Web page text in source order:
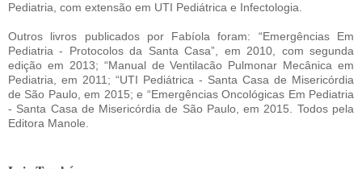
Pediatria, com extensão em UTI Pediátrica e Infectologia.
Outros livros publicados por Fabíola foram: “Emergências Em
Pediatria - Protocolos da Santa Casa”, em 2010, com segunda
edição em 2013; “Manual de Ventilacão Pulmonar Mecânica em
Pediatria, em 2011; “UTI Pediátrica - Santa Casa de Misericórdia
de São Paulo, em 2015; e “Emergências Oncológicas Em Pediatria
- Santa Casa de Misericórdia de São Paulo, em 2015. Todos pela
Editora Manole.